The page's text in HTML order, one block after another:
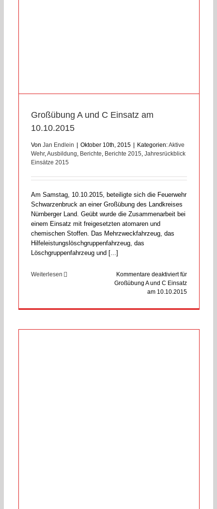
Großübung A und C Einsatz am
10.10.2015
Von Jan Endlein | Oktober 10th, 2015 | Kategorien:Aktive
Wehr, Ausbildung Berichte Berichte 2015 Jahresrückblick
Einsätze 2015
Am Samstag, 10.10.2015, beteiligte sich die Feuerwehr
Schwarzenbruck an einer Großübung des Landkreises
Nürnberger Land. Geübt wurde die Zusammenarbeit bei
einem Einsatz mit freigesetzten atomaren und
chemischen Stoffen. Das Mehrzweckfahrzeug, das
Hilfeleistungslöschgruppenfahrzeug, das
Löschgruppenfahrzeug und [...]
Weiterlesen Kommentare deaktiviertfür
Großübung A und C Einsatz
am 10.10.2015